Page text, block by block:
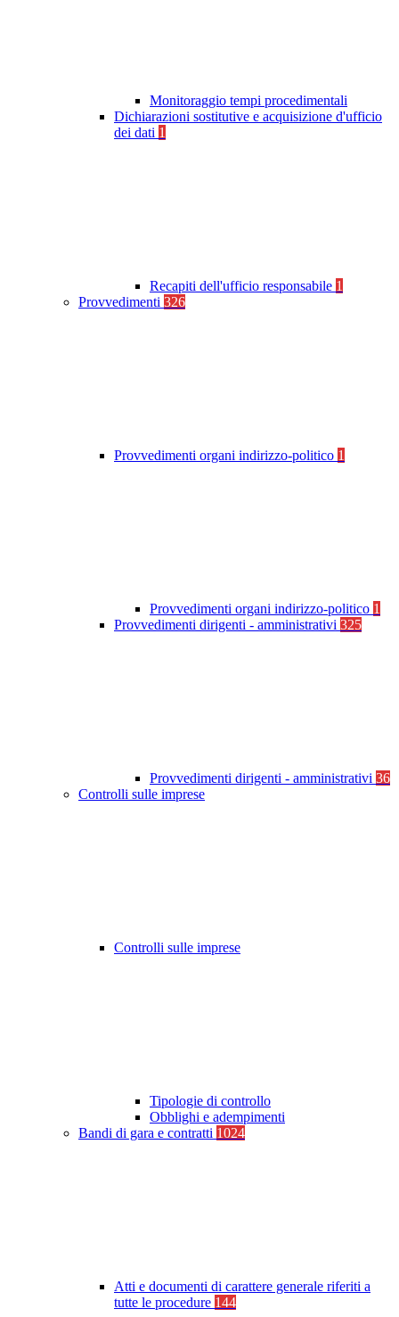
Monitoraggio tempi procedimentali
Dichiarazioni sostitutive e acquisizione d'ufficio
dei dati 1
Recapiti dell'ufficio responsabile 1
Provvedimenti 326
Provvedimenti organi indirizzo-politico 1
Provvedimenti organi indirizzo-politico 1
Provvedimenti dirigenti - amministrativi 325
Provvedimenti dirigenti - amministrativi 36
Controlli sulle imprese
Controlli sulle imprese
Tipologie di controllo
Obblighi e adempimenti
Bandi di gara e contratti 1024
Atti e documenti di carattere generale riferiti a
tutte le procedure 144